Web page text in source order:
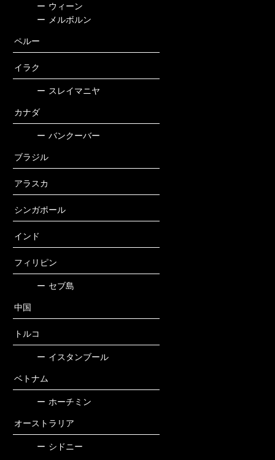
ー ウィーン
ー
メルボルン
ペルー
イラク
ー スレイマニヤ
カナダ
ー バンクーバー
ブラジル
アラスカ
シンガポール
インド
フィリピン
ー セブ島
中国
トルコ
ー イスタンブール
ベトナム
ー ホーチミン
オーストラリア
ー シドニー